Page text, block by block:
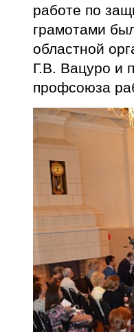
работе по
грамотами
областной
Г.В. Вацуро и
профсоюза